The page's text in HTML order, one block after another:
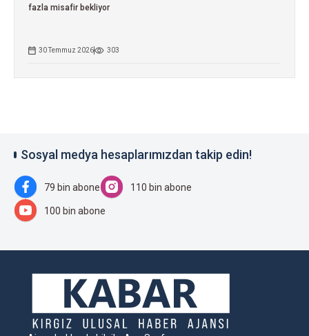
fazla misafir bekliyor
30 Temmuz 2026 303
Sosyal medya hesaplarımızdan takip edin!
79 bin abone 110 bin abone
100 bin abone